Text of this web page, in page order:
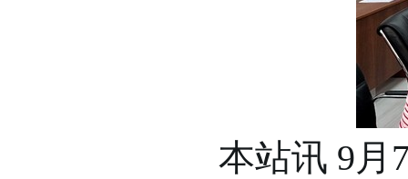
本站讯 9月